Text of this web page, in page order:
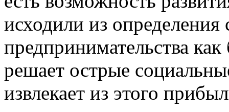
исходили из определения
предпринимательства
решает острые
извлекает из этого